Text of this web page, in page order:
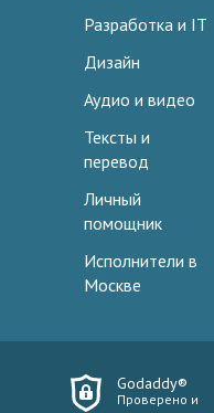
Разработка и IT
Дизайн
Аудио и видео
Тексты и
перевод
Личный
помощник
Исполнители в
Москве
Godaddy®
Проверено и